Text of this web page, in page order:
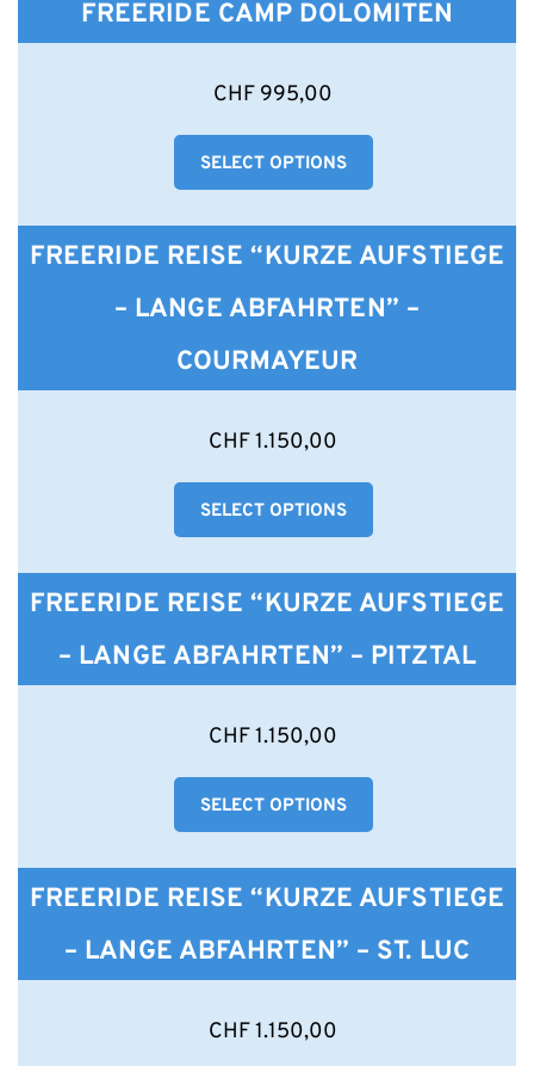
Optionen
können
der
werden
FREERIDE CAMP DOLOMITEN
CHF 995,00
SELECT OPTIONS
FREERIDE REISE “KURZE AUFSTIEGE
– LANGE ABFAHRTEN” –
COURMAYEUR
CHF1.150,00
SELECT OPTIONS
Dieses
weist
mehrere
Varianten
Die
Optionen
auf
der
gewählt
FREERIDE REISE “KURZE AUFSTIEGE
– LANGE ABFAHRTEN” – PITZTAL
CHF1.150,00
SELECT OPTIONS
Dieses
weist
mehrere
Varianten
Die
Optionen
auf
der
gewählt
FREERIDE REISE “KURZE AUFSTIEGE
– LANGE ABFAHRTEN” – ST. LUC
CHF1.150,00
Dieses